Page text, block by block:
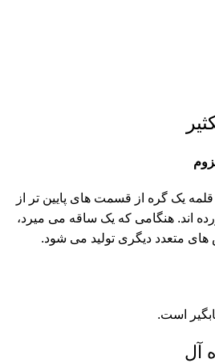
قلمه یک گره از قسمت های پایین تر از
اند. هنگامی که یک ساقه می میرد،
متعدد دیگری تولید می شود.
است.
آل